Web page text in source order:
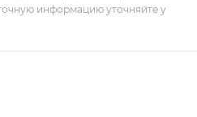
информацию уточняйте у